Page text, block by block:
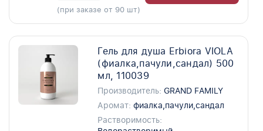
(при заказе от 90 шт)
Гель для душа Erbiora VIOLA
(фиалка,пачули,сандал) 500
мл, 110039
Производитель: GRAND FAMILY
Аромат: фиалка,пачули,сандал
Растворимость: